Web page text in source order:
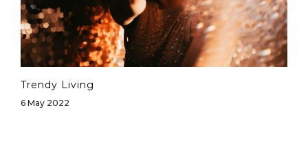
Trendy Living
6 May 2022